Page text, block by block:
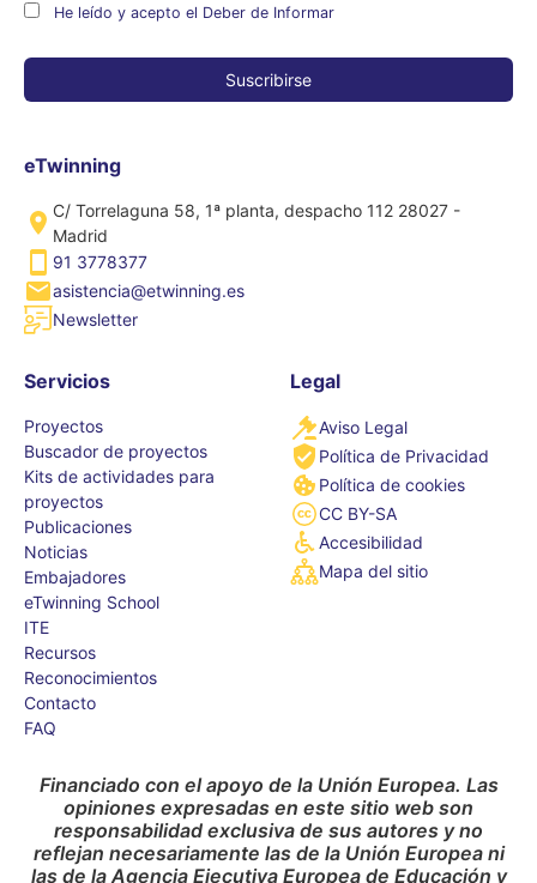
He leído y acepto el Deber de Informar
eTwinning
C/ Torrelaguna 58, 1ª planta, despacho 112 28027 -
Madrid
91 3778377
asistencia@etwinning.es
Newsletter
Servicios
Proyectos
Buscador de proyectos
Kits de actividades para
proyectos
Publicaciones
Noticias
Embajadores
eTwinning School
ITE
Recursos
Reconocimientos
Contacto
FAQ
Legal
Aviso Legal
Política de Privacidad
Política de cookies
CC BY-SA
Accesibilidad
Mapa del sitio
Financiado con el apoyo de la Unión Europea. Las
opiniones expresadas en este sitio web son
responsabilidad exclusiva de sus autores y no
reflejan necesariamente las de la Unión Europea ni
las de la Agencia Ejecutiva Europea de Educación y